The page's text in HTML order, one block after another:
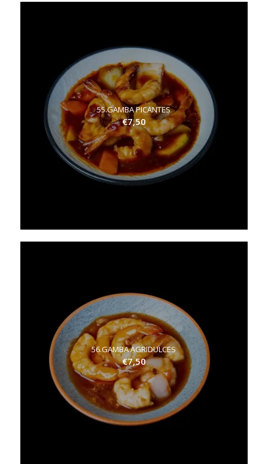
55.GAMBA PICANTES
€7,50
56.GAMBA AGRIDULCES
€7,50